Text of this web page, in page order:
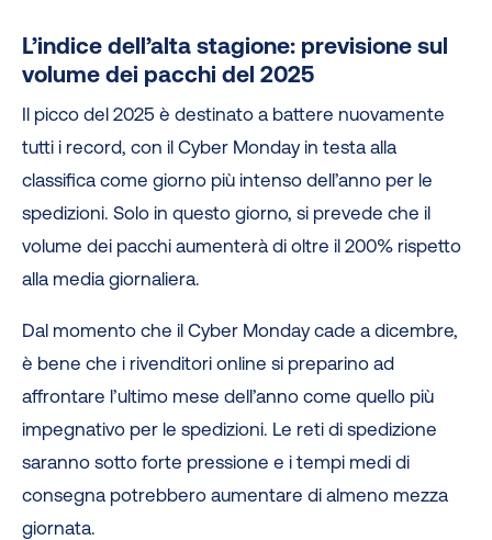
L’indice dell’alta stagione: previsione sul
volume dei pacchi del 2025
Il picco del 2025 è destinato a battere nuovamente
tutti i record, con il Cyber Monday in testa alla
classifica come giorno più intenso dell’anno per le
spedizioni. Solo in questo giorno, si prevede che il
volume dei pacchi aumenterà di oltre il 200% rispetto
alla media giornaliera.
Dal momento che il Cyber Monday cade a dicembre,
è bene che i rivenditori online si preparino ad
affrontare l’ultimo mese dell’anno come quello più
impegnativo per le spedizioni. Le reti di spedizione
saranno sotto forte pressione e i tempi medi di
consegna potrebbero aumentare di almeno mezza
giornata.